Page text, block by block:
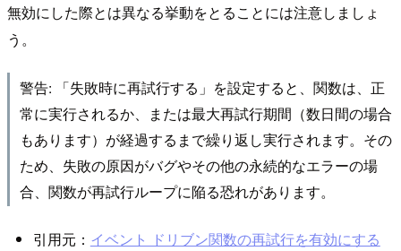
無効にした際とは異なる挙動をとることには注意しましょ
う。
警告: 「失敗時に再試行する」を設定すると、関数は、正
常に実行されるか、または最大再試行期間（数日間の場合
もあります）が経過するまで繰り返し実行されます。その
ため、失敗の原因がバグやその他の永続的なエラーの場
合、関数が再試行ループに陥る恐れがあります。
引用元： イベント ドリブン関数の再試行を有効にする